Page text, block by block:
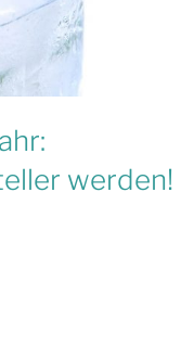
werden!